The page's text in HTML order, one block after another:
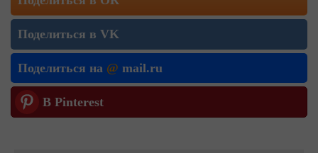
Поделиться в VK
Поделиться на @ mail.ru
В Pinterest